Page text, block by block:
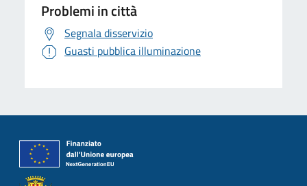
Problemi in città
Segnala disservizio
Guasti pubblica illuminazione